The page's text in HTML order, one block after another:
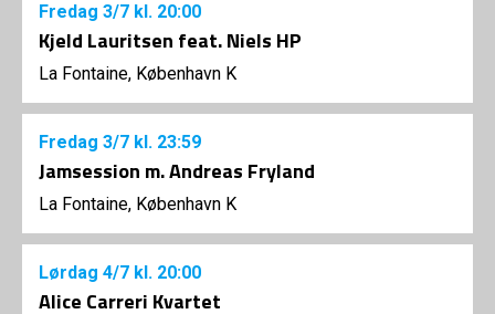
Fredag 3/7 kl. 20:00
Kjeld Lauritsen feat. Niels HP
La Fontaine, København K
Fredag 3/7 kl. 23:59
Jamsession m. Andreas Fryland
La Fontaine, København K
Lørdag 4/7 kl. 20:00
Alice Carreri Kvartet